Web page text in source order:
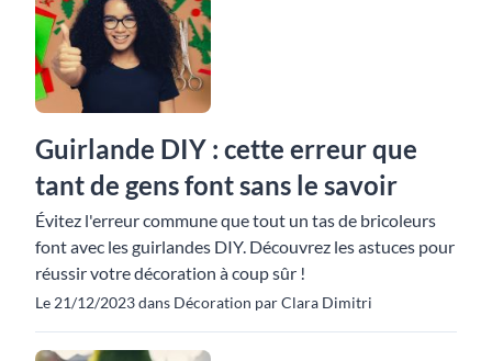
Guirlande DIY : cette erreur que
tant de gens font sans le savoir
Évitez l'erreur commune que tout un tas de bricoleurs
font avec les guirlandes DIY. Découvrez les astuces pour
réussir votre décoration à coup sûr !
Le 21/12/2023 dans Décoration par Clara Dimitri